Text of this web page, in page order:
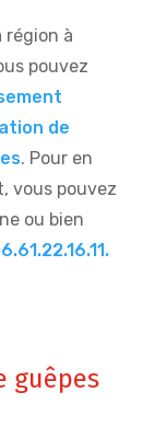
région à
pouvez
de
. Pour en
vous pouvez
ou bien
guêpes